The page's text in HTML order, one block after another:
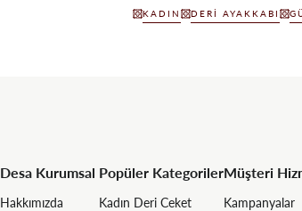
KADIN DERI AYAKKABI
Desa Kurumsal
Hakkımızda
Popüler Kategoriler
Kadın Deri Ceket
Müşteri
Kampanyalar